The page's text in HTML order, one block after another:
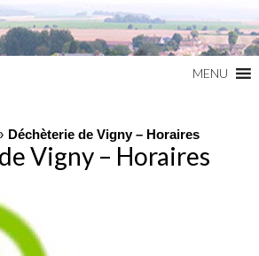
MENU
Déchèterie de Vigny – Horaires
Vigny – Horaires